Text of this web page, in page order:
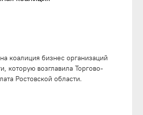
коалиция бизнес организаций
которую возглавила Торгово-
Ростовской области.